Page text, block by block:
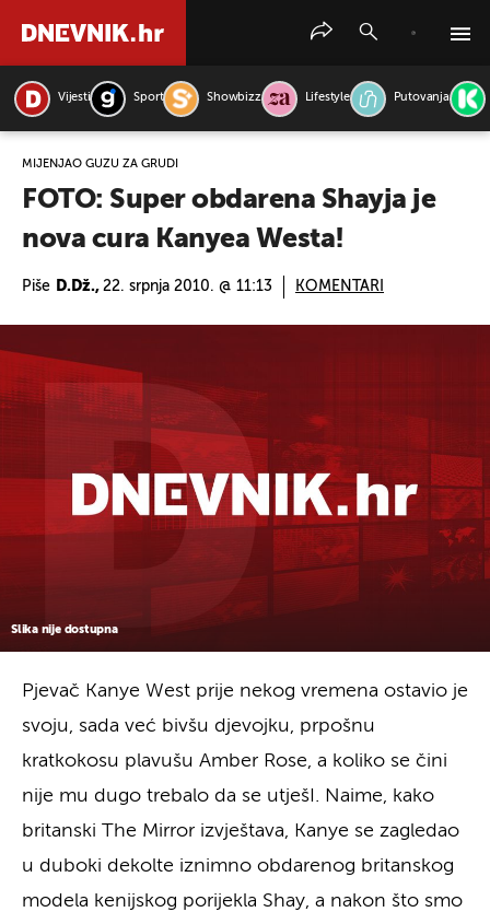
Vijesti Sport Showbizz Lifestyle Putovanja
MIJENJAO GUZU ZA GRUDI
FOTO: Super obdarena Shayja je
nova cura Kanyea Westa!
Piše D.Dž., 22. srpnja 2010. @ 11:13 KOMENTARI
Slika nije dostupna
Pjevač Kanye West prije nekog vremena ostavio je
svoju, sada već bivšu djevojku, prpošnu
kratkokosu plavušu Amber Rose, a koliko se čini
nije mu dugo trebalo da se utješI. Naime, kako
britanski The Mirror izvještava, Kanye se zagledao
u duboki dekolte iznimno obdarenog britanskog
modela kenijskog porijekla Shay, a nakon što smo
PRETRAŽITE VIJESTI